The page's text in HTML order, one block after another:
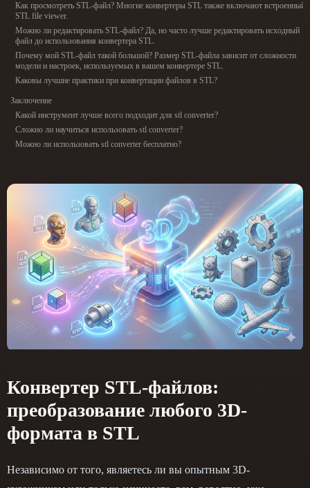
Modern
Pixel Art Realistic Retro Stylized
Как просмотреть STL-файл? Многие конвертеры STL также включают встроенный
STL file viewer.
Можно ли редактировать STL-файл? Да, но часто лучше редактировать исходный
файл до использования конвертера STL.
Почему мой STL-файл такой большой? Размер STL-файла зависит от сложности
модели и настроек, используемых в вашем конвертере STL.
Каковы лучшие практики при конвертации файлов в STL?
Заключение
Какой инструмент лучше всего подходит для stl converter?
Сложно ли научиться использовать stl converter?
Можно ли использовать stl converter бесплатно?
Конвертер STL-файлов:
преобразование любого 3D-
формата в STL
Независимо от того, являетесь ли вы опытным 3D-